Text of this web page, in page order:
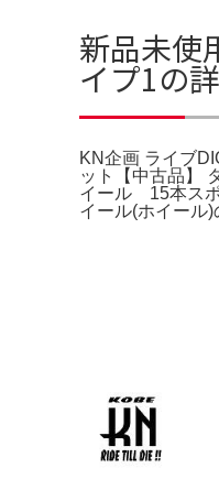
新品未使
イプ1の
KN企画 ライブ
ット【中古品】
イール 15本スポ
イール(ホイール